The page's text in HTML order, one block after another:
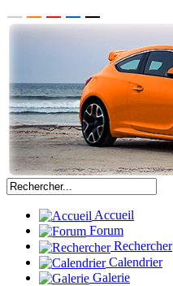
Accueil
Forum
Rechercher
Calendrier
Galerie